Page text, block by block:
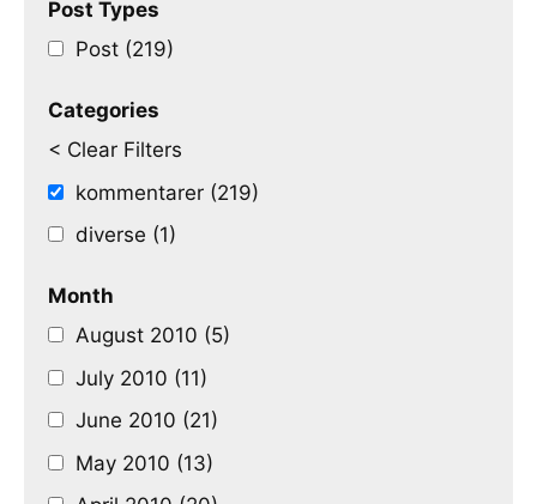
Post Types
Post (219)
Categories
< Clear Filters
kommentarer (219)
diverse (1)
Month
August 2010 (5)
July 2010 (11)
June 2010 (21)
May 2010 (13)